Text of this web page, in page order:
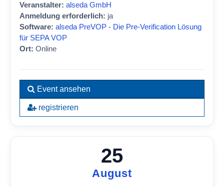
Veranstalter: alseda GmbH
Anmeldung erforderlich: ja
Software: alseda PreVOP - Die Pre-Verification Lösung
für SEPA VOP
Ort: Online
Event ansehen
registrieren
25
August